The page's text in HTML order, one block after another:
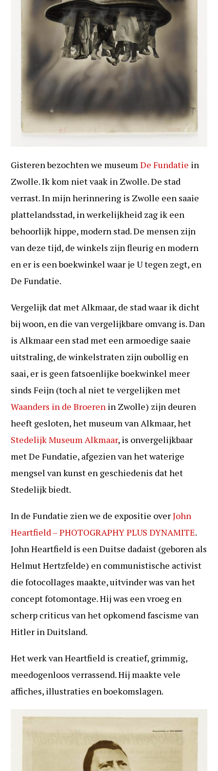
Gisteren bezochten we museumDe Fundatie in
Zwolle. Ik kom niet vaak in Zwolle. De stad
verrast. In mijn herinnering is Zwolle een saaie
plattelandsstad, in werkelijkheid zag ik een
behoorlijk hippe, modern stad. De mensen zijn
van deze tijd, de winkels zijn fleurig en modern
en er is een boekwinkel waar je U tegen zegt, en
De Fundatie.
Vergelijk dat met Alkmaar, de stad waar ik dicht
bij woon, en die van vergelijkbare omvang is. Dan
is Alkmaar een stad met een armoedige saaie
uitstraling, de winkelstraten zijn oubollig en
saai, er is geen fatsoenlijke boekwinkel meer
sinds Feijn (toch al niet te vergelijken met
Waanders in de Broeren in Zwolle) zijn deuren
heeft gesloten, het museum van Alkmaar, het
Stedelijk Museum Alkmaar, is onvergelijkbaar
met De Fundatie, afgezien van het waterige
mengsel van kunst en geschiedenis dat het
Stedelijk biedt.
In de Fundatie zien we de expositie overJohn
Heartfield – PHOTOGRAPHY PLUS DYNAMITE.
John Heartfield is een Duitse dadaist (geboren als
Helmut Hertzfelde) en communistische activist
die fotocollages maakte, uitvinder was van het
concept fotomontage. Hij was een vroeg en
scherp criticus van het opkomend fascisme van
Hitler in Duitsland.
Het werk van Heartfield is creatief, grimmig,
meedogenloos verrassend. Hij maakte vele
affiches, illustraties en boekomslagen.